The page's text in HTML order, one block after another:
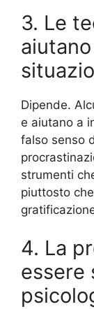
3. Le
Dipende.
e aiutano a
falso senso
strumenti
piuttosto
4. La
essere